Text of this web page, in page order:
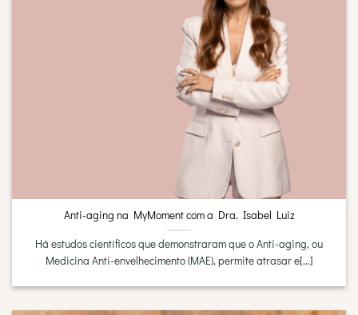
Anti-aging na MyMoment com a Dra. Isabel Luiz
Há estudos científicos que demonstraram que o Anti-aging, ou
Medicina Anti-envelhecimento (MAE), permite atrasar e[...]